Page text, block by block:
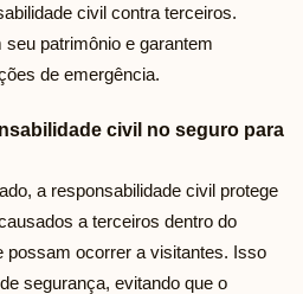
civil contra terceiros.
patrimônio e garantem
de emergência.
civil no seguro para
a responsabilidade civil protege
a terceiros dentro do
possam ocorrer a visitantes. Isso
segurança, evitando que o